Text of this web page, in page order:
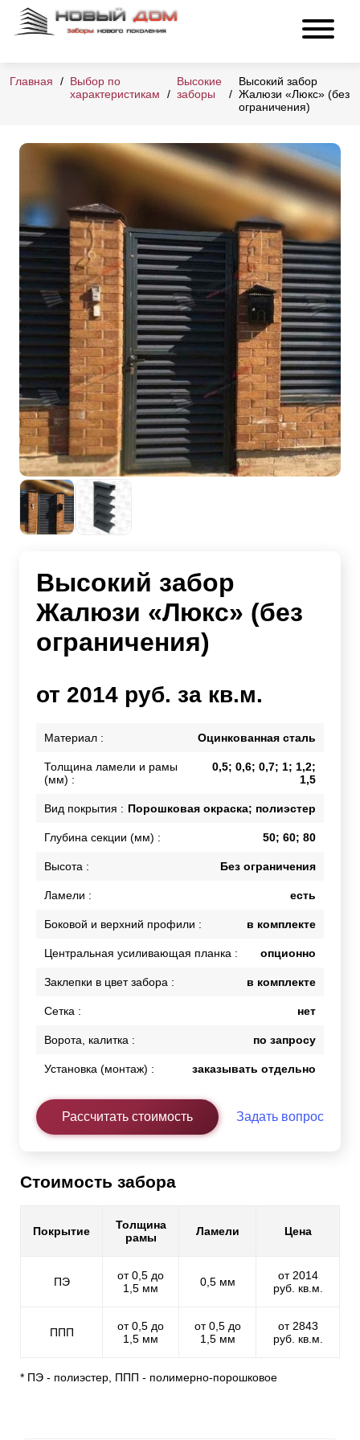
Главная
Выбор по
характеристикам
Высокие
заборы
Высокий забор
Жалюзи «Люкс» (без
ограничения)
Высокий забор
Жалюзи «Люкс» (без
ограничения)
от 2014 руб. за кв.м.
Материал : Оцинкованная сталь
Толщина ламели и рамы
(мм) :
0,5; 0,6; 0,7; 1; 1,2;
1,5
Вид покрытия : Порошковая окраска; полиэстер
Глубина секции (мм) : 50; 60; 80
Высота : Без ограничения
Ламели : есть
Боковой и верхний профили : в комплекте
Центральная усиливающая планка : опционно
Заклепки в цвет забора : в комплекте
Сетка : нет
Ворота, калитка : по запросу
Установка (монтаж) : заказывать отдельно
Рассчитать стоимость Задать вопрос
Стоимость забора
Покрытие
Толщина
рамы
Ламели Цена
ПЭ
от 0,5 до
1,5 мм
0,5 мм
от 2014
руб. кв.м.
ППП
от 0,5 до
1,5 мм
от 0,5 до
1,5 мм
от 2843
руб. кв.м.
* ПЭ - полиэстер, ППП - полимерно-порошковое